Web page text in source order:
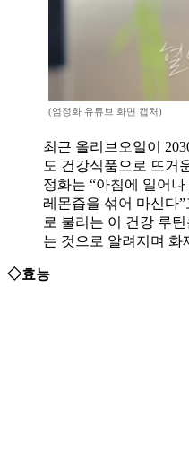
(엄정화 유튜브 화면 캡처)
최근 올리브오일이
도 건강식품으로 뜨거
정화는 “아침에 일어
레몬즙을 섞어 마신다”
로 불리는 이 건강 루
는 것으로 알려지며 화
◇효능